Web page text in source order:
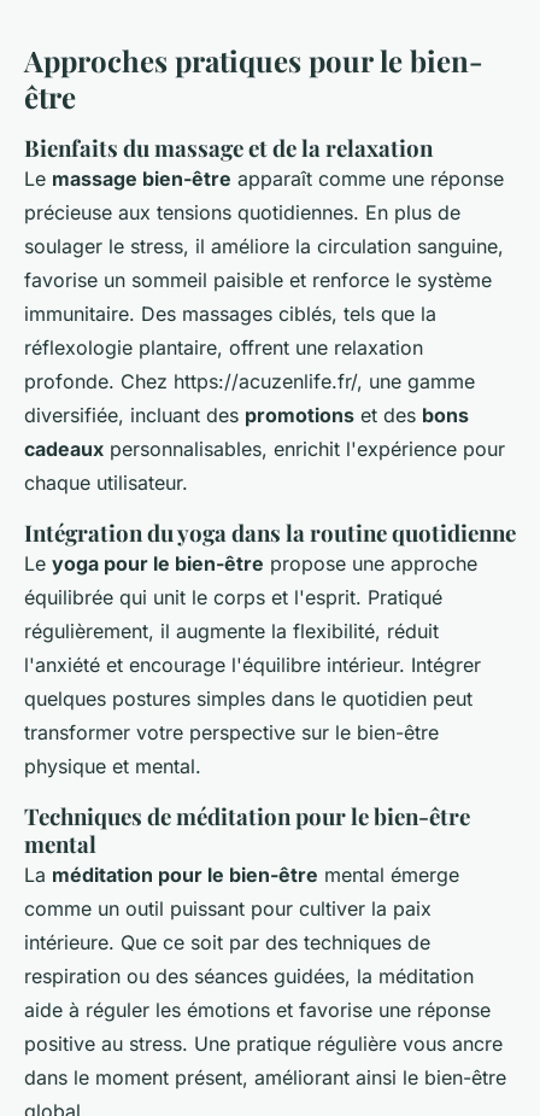
Approches pratiques pour le bien-
être
Bienfaits du massage et de la relaxation
Le massage bien-être apparaît comme une réponse
précieuse aux tensions quotidiennes. En plus de
soulager le stress, il améliore la circulation sanguine,
favorise un sommeil paisible et renforce le système
immunitaire. Des massages ciblés, tels que la
réflexologie plantaire, offrent une relaxation
profonde. Chez https://acuzenlife.fr/, une gamme
diversifiée, incluant des promotions et des bons
cadeaux personnalisables, enrichit l'expérience pour
chaque utilisateur.
Intégration du yoga dans la routine quotidienne
Le yoga pour le bien-être propose une approche
équilibrée qui unit le corps et l'esprit. Pratiqué
régulièrement, il augmente la flexibilité, réduit
l'anxiété et encourage l'équilibre intérieur. Intégrer
quelques postures simples dans le quotidien peut
transformer votre perspective sur le bien-être
physique et mental.
Techniques de méditation pour le bien-être
mental
La méditation pour le bien-être mental émerge
comme un outil puissant pour cultiver la paix
intérieure. Que ce soit par des techniques de
respiration ou des séances guidées, la méditation
aide à réguler les émotions et favorise une réponse
positive au stress. Une pratique régulière vous ancre
dans le moment présent, améliorant ainsi le bien-être
global.